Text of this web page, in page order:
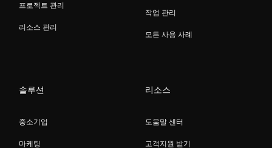
프로젝트 관리
리소스 관리
작업 관리
모든 사용 사례
솔루션
중소기업
마케팅
리소스
도움말 센터
고객지원 받기